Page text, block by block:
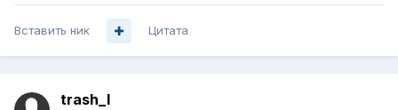
Вставить ник Цитата
trash_l